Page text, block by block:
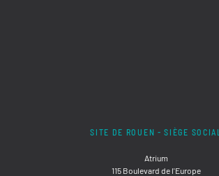
SITE DE ROUEN - SIÈGE SOCIAL
Atrium
115 Boulevard de l'Europe